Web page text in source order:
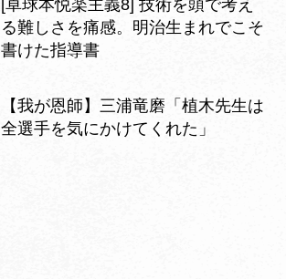
[卓球本悦楽主義8] 技術を頭で考え
る難しさを痛感。明治生まれでこそ
書けた指導書
【我が恩師】三浦竜磨「植木先生は
全選手を気にかけてくれた」